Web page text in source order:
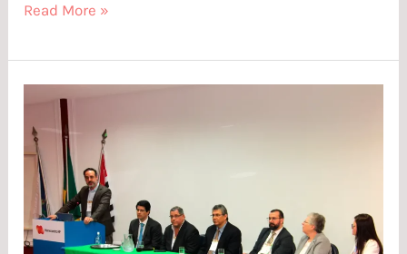
Read More »
Hemocentro
RP
recebe
evento
internacional
com